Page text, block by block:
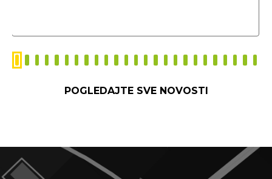
POGLEDAJTE SVE NOVOSTI